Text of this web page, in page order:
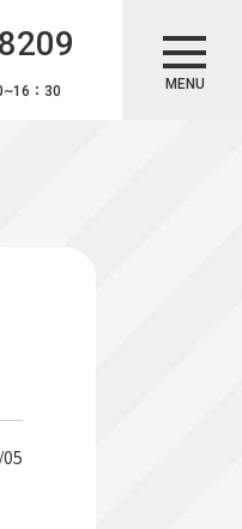
：30 MENU